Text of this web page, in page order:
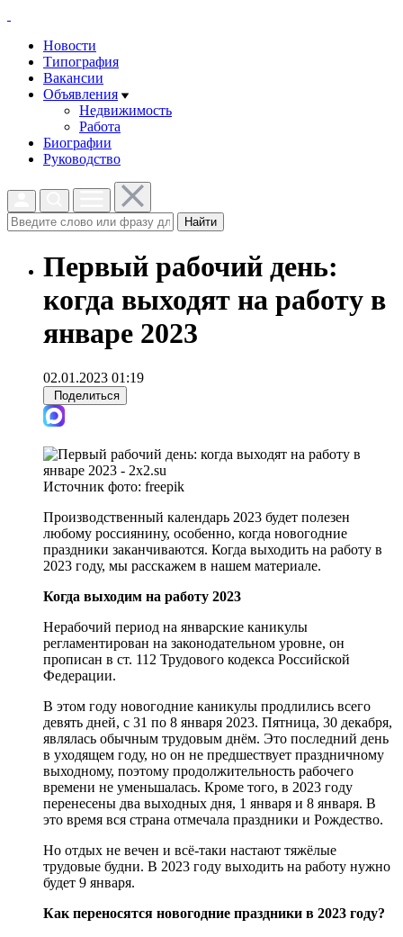
Новости
Типография
Вакансии
Объявления
Недвижимость
Работа
Биографии
Руководство
Найти
Первый рабочий день:
когда выходят на работу в
январе 2023
02.01.2023 01:19
Поделиться
Источник фото: freepik
Производственный календарь 2023 будет полезен
любому россиянину, особенно, когда новогодние
праздники заканчиваются. Когда выходить на работу в
2023 году, мы расскажем в нашем материале.
Когда выходим на работу 2023
Нерабочий период на январские каникулы
регламентирован на законодательном уровне, он
прописан в ст. 112 Трудового кодекса Российской
Федерации.
В этом году новогодние каникулы продлились всего
девять дней, с 31 по 8 января 2023. Пятница, 30 декабря,
являлась обычным трудовым днём. Это последний день
в уходящем году, но он не предшествует праздничному
выходному, поэтому продолжительность рабочего
времени не уменьшалась. Кроме того, в 2023 году
перенесены два выходных дня, 1 января и 8 января. В
это время вся страна отмечала праздники и Рождество.
Но отдых не вечен и всё-таки настают тяжёлые
трудовые будни. В 2023 году выходить на работу нужно
будет 9 января.
Как переносятся новогодние праздники в 2023 году?